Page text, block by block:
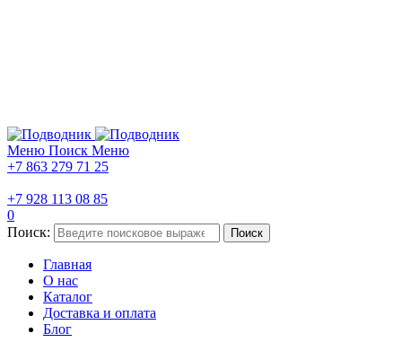
Меню Поиск Меню
+7 863 279 71 25
+7 928 113 08 85
0
Поиск:
Поиск
Главная
О нас
Каталог
Доставка и оплата
Блог